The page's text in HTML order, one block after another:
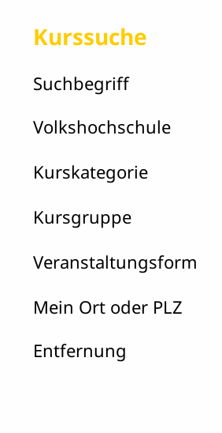
Kurssuche
Such­begriff
Volks­hoch­schule
Kurs­ka­te­gorie
Kurs­gruppe
Veranstaltungsform
Mein Ort oder PLZ
Ent­fer­nung